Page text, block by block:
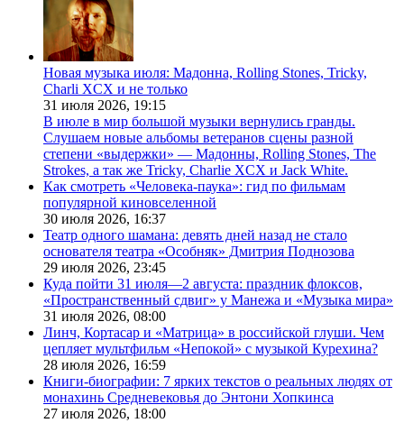
Новая музыка июля: Мадонна, Rolling Stones, Tricky,
Charli XCX и не только
31 июля 2026, 19:15
В июле в мир большой музыки вернулись гранды.
Слушаем новые альбомы ветеранов сцены разной
степени «выдержки» — Мадонны, Rolling Stones, The
Strokes, а так же Tricky, Charlie XCX и Jack White.
Как смотреть «Человека-паука»: гид по фильмам
популярной киновселенной
30 июля 2026, 16:37
Театр одного шамана: девять дней назад не стало
основателя театра «Особняк» Дмитрия Поднозова
29 июля 2026, 23:45
Куда пойти 31 июля—2 августа: праздник флоксов,
«Пространственный сдвиг» у Манежа и «Музыка мира»
31 июля 2026, 08:00
Линч, Кортасар и «Матрица» в российской глуши. Чем
цепляет мультфильм «Непокой» с музыкой Курехина?
28 июля 2026, 16:59
Книги-биографии: 7 ярких текстов о реальных людях от
монахинь Средневековья до Энтони Хопкинса
27 июля 2026, 18:00